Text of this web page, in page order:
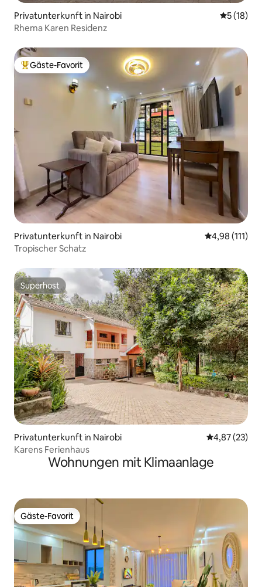
Privatunterkunft in Nairobi
5 (18)
Rhema Karen Residenz
Beliebter Gäste-Favorit.
Gäste-Favorit
Privatunterkunft in Nairobi
4,98 (111)
Tropischer Schatz
Superhost
Superhost
Privatunterkunft in Nairobi
4,87 (23)
Karens Ferienhaus
Wohnungen mit Klimaanlage
Gäste-Favorit
Gäste-Favorit